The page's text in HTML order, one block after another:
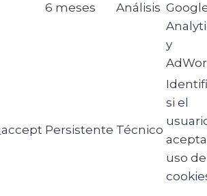
6 meses Análisis
y
Persistente Técnico
si el
uso de